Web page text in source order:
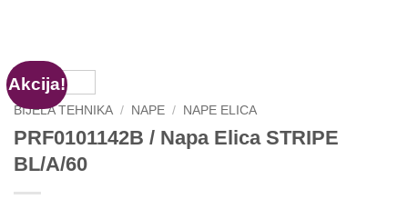
Akcija!
BIJELA TEHNIKA / NAPE / NAPE ELICA
PRF0101142B / Napa Elica STRIPE
BL/A/60